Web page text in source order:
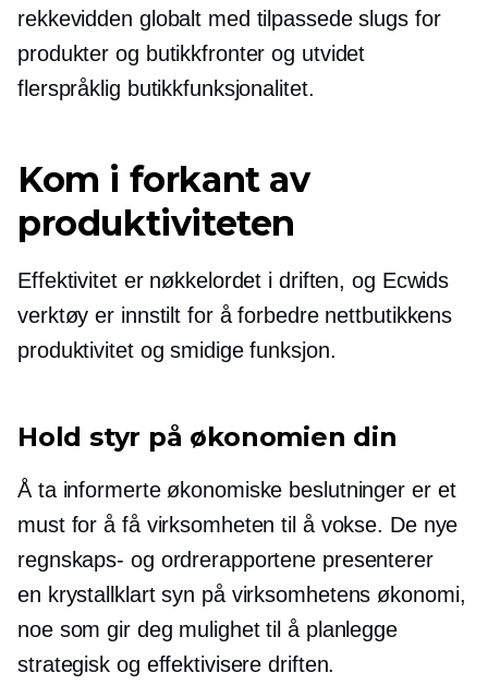
rekkevidden globalt med tilpassede slugs for
produkter og butikkfronter og utvidet
flerspråklig butikkfunksjonalitet.
Kom i forkant av
produktiviteten
Effektivitet er nøkkelordet i driften, og Ecwids
verktøy er innstilt for å forbedre nettbutikkens
produktivitet og smidige funksjon.
Hold styr på økonomien din
Å ta informerte økonomiske beslutninger er et
must for å få virksomheten til å vokse. De nye
regnskaps- og ordrerapportene presenterer
en krystallklartsyn på virksomhetens økonomi,
noe som gir deg mulighet til å planlegge
strategisk og effektivisere driften.